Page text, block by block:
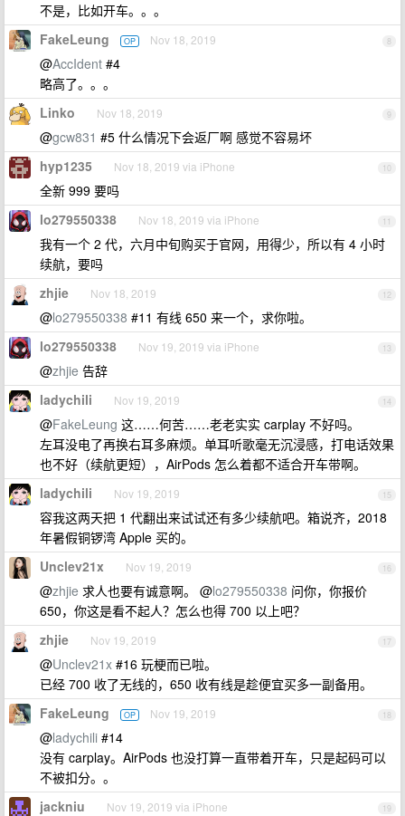
不是，比如开车。。。
8
FakeLeung OP Nov 18, 2019
@AccIdent #4
略高了。。。
9
Linko Nov 18, 2019
@gcw831 #5 什么情况下会返厂啊 感觉不容易坏
10
hyp1235 Nov 18, 2019 via iPhone
全新 999 要吗
11
lo279550338 Nov 18, 2019 via iPhone
我有一个 2 代，六月中旬购买于官网，用得少，所以有 4 小时
续航，要吗
12
zhjie Nov 18, 2019
@lo279550338 #11 有线 650 来一个，求你啦。
13
lo279550338 Nov 19, 2019 via iPhone
@zhjie 告辞
14
ladychili Nov 19, 2019
@FakeLeung 这……何苦……老老实实 carplay 不好吗。
左耳没电了再换右耳多麻烦。单耳听歌毫无沉浸感，打电话效果
也不好（续航更短），AirPods 怎么着都不适合开车带啊。
15
ladychili Nov 19, 2019
容我这两天把 1 代翻出来试试还有多少续航吧。箱说齐，2018
年暑假铜锣湾 Apple 买的。
16
Unclev21x Nov 19, 2019
@zhjie 求人也要有诚意啊。 @lo279550338 问你，你报价
650，你这是看不起人？怎么也得 700 以上吧？
17
zhjie Nov 19, 2019
@Unclev21x #16 玩梗而已啦。
已经 700 收了无线的，650 收有线是趁便宜买多一副备用。
18
FakeLeung OP Nov 19, 2019
@ladychili #14
没有 carplay。AirPods 也没打算一直带着开车，只是起码可以
不被扣分。。
19
jackniu Nov 19, 2019 via iPhone